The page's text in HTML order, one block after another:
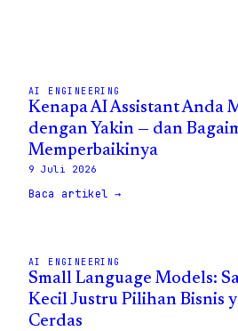
AI ENGINEERING
Kenapa AI Assistant Anda
dengan Yakin — dan
Memperbaikinya
9 Juli 2026
Baca artikel →
AI ENGINEERING
Small Language Models:
Kecil Justru Pilihan Bisnis
Cerdas